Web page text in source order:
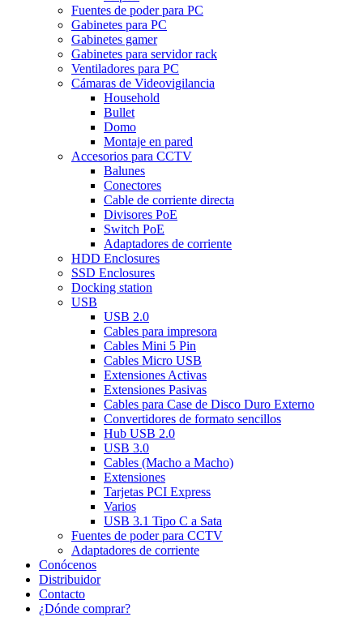
Fuentes de poder para PC
Gabinetes para PC
Gabinetes gamer
Gabinetes para servidor rack
Ventiladores para PC
Cámaras de Videovigilancia
Household
Bullet
Domo
Montaje en pared
Accesorios para CCTV
Balunes
Conectores
Cable de corriente directa
Divisores PoE
Switch PoE
Adaptadores de corriente
HDD Enclosures
SSD Enclosures
Docking station
USB
USB 2.0
Cables para impresora
Cables Mini 5 Pin
Cables Micro USB
Extensiones Activas
Extensiones Pasivas
Cables para Case de Disco Duro Externo
Convertidores de formato sencillos
Hub USB 2.0
USB 3.0
Cables (Macho a Macho)
Extensiones
Tarjetas PCI Express
Varios
USB 3.1 Tipo C a Sata
Fuentes de poder para CCTV
Adaptadores de corriente
Conócenos
Distribuidor
Contacto
¿Dónde comprar?